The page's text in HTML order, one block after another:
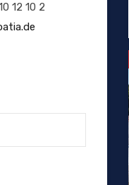
12 10 2